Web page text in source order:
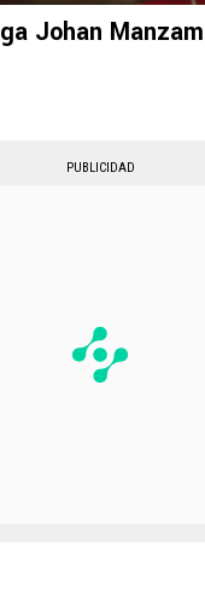
Johan
PUBLICIDAD